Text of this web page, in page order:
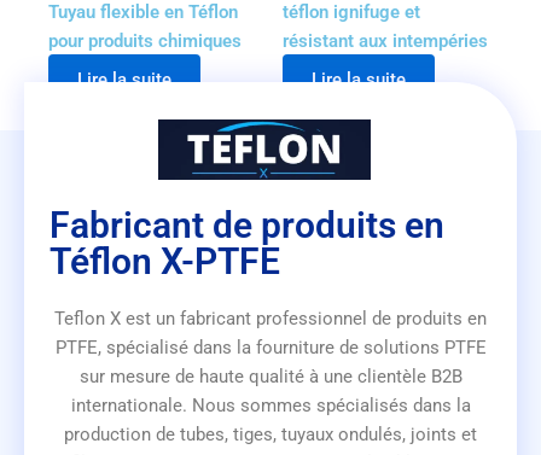
Tuyau flexible en Téflon
pour produits chimiques
Lire la suite
téflon ignifuge et
résistant aux intempéries
Lire la suite
Fabricant de produits en
Téflon X-PTFE
Teflon X est un fabricant professionnel de produits en
PTFE, spécialisé dans la fourniture de solutions PTFE
sur mesure de haute qualité à une clientèle B2B
internationale. Nous sommes spécialisés dans la
production de tubes, tiges, tuyaux ondulés, joints et